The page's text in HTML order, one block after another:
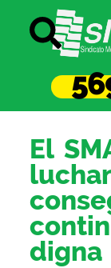
El
digna